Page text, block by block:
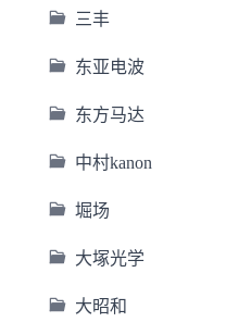
三丰
东亚电波
东方马达
中村kanon
堀场
大塚光学
大昭和